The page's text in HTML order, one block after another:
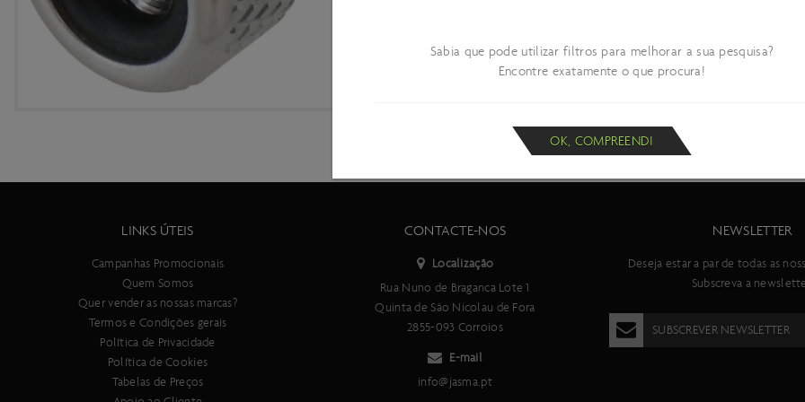
ONDE COMPRAR
LINKS ÚTEIS
Campanhas Promocionais
Quem Somos
Quer vender as nossas marcas?
Termos e Condições gerais
Política de Privacidade
Política de Cookies
Tabelas de Preços
CONTACTE-NOS
Localização
Rua Nuno de Braganca Lote 1
Quinta de São Nicolau de Fora
2855-093 Corroios
E-mail
info@jasma.pt
NEWSLETTER
Deseja estar a par de todas as
Subscreva a
SUBSCREVER NEWSLETTER
Sabia que pode utilizar filtros para melhorar a sua pesquisa?
Encontre exatamente o que procura!
OK, COMPREENDI